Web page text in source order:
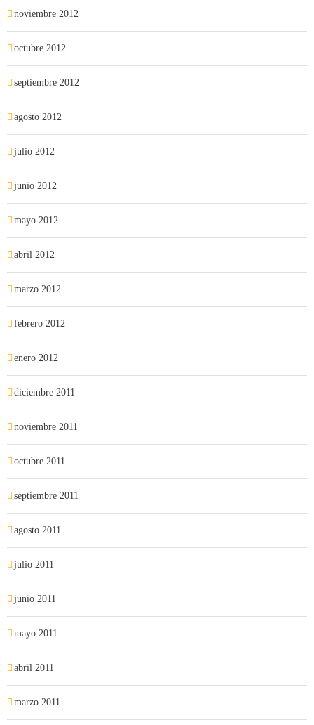
noviembre 2012
octubre 2012
septiembre 2012
agosto 2012
julio 2012
junio 2012
mayo 2012
abril 2012
marzo 2012
febrero 2012
enero 2012
diciembre 2011
noviembre 2011
octubre 2011
septiembre 2011
agosto 2011
julio 2011
junio 2011
mayo 2011
abril 2011
marzo 2011